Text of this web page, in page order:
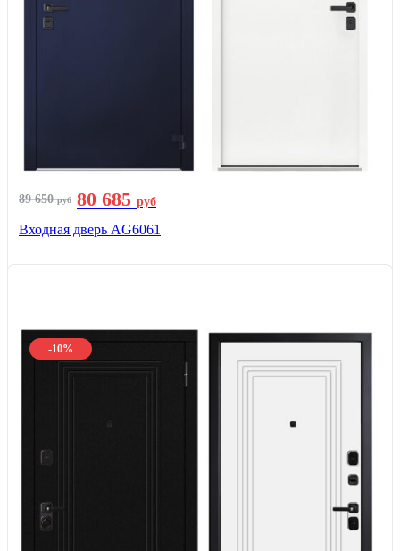
89 650руб 80 685 руб
Входная дверь AG6061
-10%